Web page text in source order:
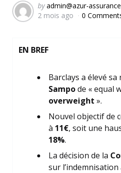
Posted
by
by admin@azur-assurance
2 mois ago
0
EN BREF
Barclays a élevé
Sampode « equal
overweight ».
Nouvel objectif de
à 11€, soit une
18%.
La décision de la
sur